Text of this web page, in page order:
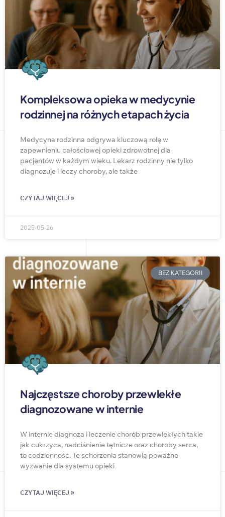
Kompleksowa opieka w medycynie
rodzinnej na różnych etapach życia
Medycyna rodzinna odgrywa kluczową rolę w
zapewnieniu całościowej opieki zdrowotnej dla
pacjentów w każdym wieku. Lekarz rodzinny nie tylko
diagnozuje i leczy choroby, ale także
CZYTAJ WIĘCEJ »
2025-05-26
BEZ KATEGORII
Najczęstsze choroby przewlekłe
diagnozowane w internie
W internie diagnoza i leczenie chorób przewlekłych takie
jak cukrzyca, nadciśnienie tętnicze oraz choroby serca,
to codzienność. Te schorzenia stanowią poważne
wyzwanie dla systemu opieki
CZYTAJ WIĘCEJ »